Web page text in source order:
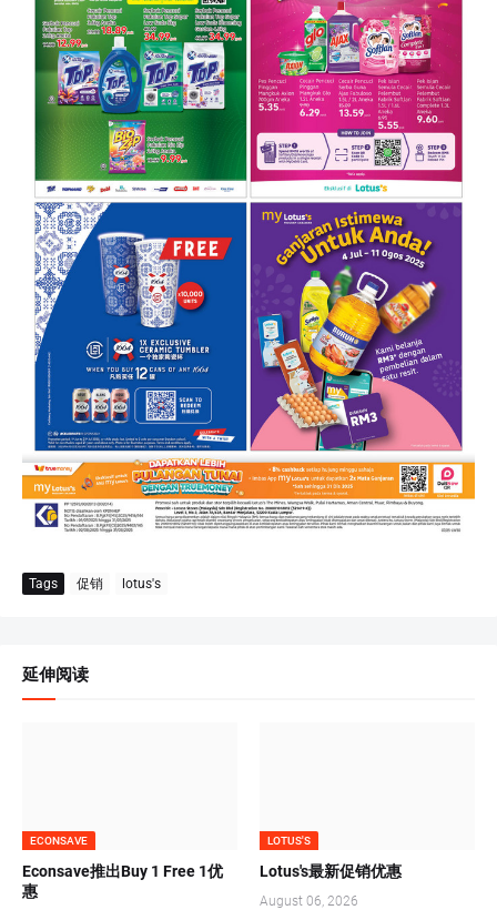
Tags 促销 lotus's
延伸阅读
ECONSAVE
Econsave推出Buy 1 Free 1优
惠
LOTUS'S
Lotus's最新促销优惠
August 06, 2026